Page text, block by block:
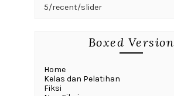
5/recent/slider
Boxed Version
Home
Kelas dan Pelatihan
Fiksi